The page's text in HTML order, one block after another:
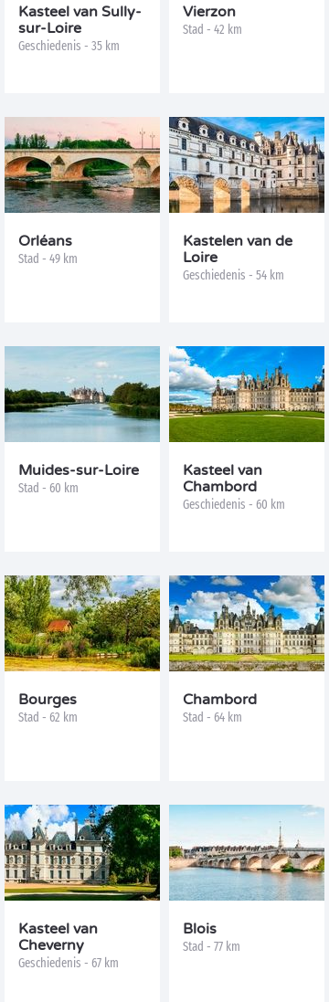
Kasteel van Sully-
sur-Loire
Geschiedenis - 35 km
Vierzon
Stad - 42 km
Orléans
Stad - 49 km
Kastelen van de
Loire
Geschiedenis - 54 km
Muides-sur-Loire
Stad - 60 km
Kasteel van
Chambord
Geschiedenis - 60 km
Bourges
Stad - 62 km
Chambord
Stad - 64 km
Kasteel van
Cheverny
Geschiedenis - 67 km
Blois
Stad - 77 km